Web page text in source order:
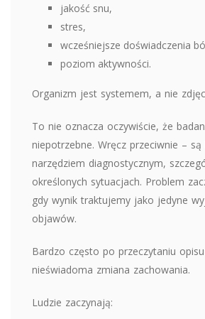
jakość snu,
stres,
wcześniejsze doświadczenia
poziom aktywności.
Organizm jest systemem, a nie
To nie oznacza oczywiście, że
niepotrzebne. Wręcz przeciwnie –
narzędziem diagnostycznym,
określonych sytuacjach. Problem
gdy wynik traktujemy jako jedyne
objawów.
Bardzo często po przeczytaniu
nieświadoma zmiana zachowania.
Ludzie zaczynają: